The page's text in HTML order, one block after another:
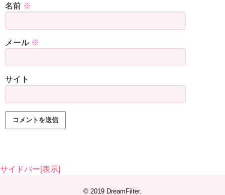
名前 ※
メール ※
サイト
サイドバー[表示]
© 2019 DreamFilter.